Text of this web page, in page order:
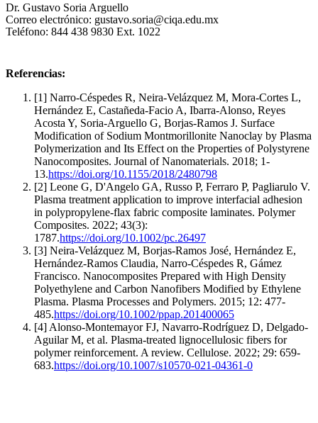
Dr. Gustavo Soria Arguello
Correo electrónico: gustavo.soria@ciqa.edu.mx
Teléfono: 844 438 9830 Ext. 1022
Referencias:
[1] Narro-Céspedes R, Neira-Velázquez M, Mora-Cortes L,
Hernández E, Castañeda-Facio A, Ibarra-Alonso, Reyes
Acosta Y, Soria-Arguello G, Borjas‐Ramos J. Surface
Modification of Sodium Montmorillonite Nanoclay by Plasma
Polymerization and Its Effect on the Properties of Polystyrene
Nanocomposites. Journal of Nanomaterials. 2018; 1-
13.https://doi.org/10.1155/2018/2480798
[2] Leone G, D'Angelo GA, Russo P, Ferraro P, Pagliarulo V.
Plasma treatment application to improve interfacial adhesion
in polypropylene-flax fabric composite laminates. Polymer
Composites. 2022; 43(3):
1787.https://doi.org/10.1002/pc.26497
[3] Neira-Velázquez M, Borjas‐Ramos José, Hernández E,
Hernández‐Ramos Claudia, Narro-Céspedes R, Gámez
Francisco. Nanocomposites Prepared with High Density
Polyethylene and Carbon Nanofibers Modified by Ethylene
Plasma. Plasma Processes and Polymers. 2015; 12: 477-
485.https://doi.org/10.1002/ppap.201400065
[4] Alonso-Montemayor FJ, Navarro-Rodríguez D, Delgado-
Aguilar M, et al. Plasma-treated lignocellulosic fibers for
polymer reinforcement. A review. Cellulose. 2022; 29: 659-
683.https://doi.org/10.1007/s10570-021-04361-0